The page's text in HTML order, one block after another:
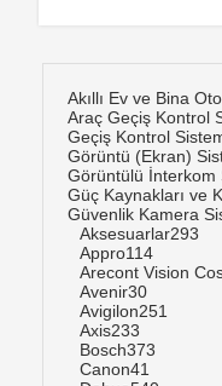
Akıllı Ev ve Bina
Araç Geçiş Kontrol
Geçiş Kontrol
Görüntü (Ekran)
Görüntülü İnterkom
Güç Kaynakları ve
Güvenlik Kamera
Aksesuarlar293
Appro114
Arecont Vision
Avenir30
Avigilon251
Axis233
Bosch373
Canon41